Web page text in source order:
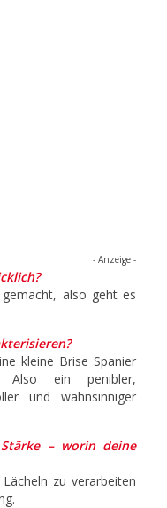
- Anzeige -
also geht es
kleine Brise Spanier
Also ein penibler,
und wahnsinniger
– worin deine
zu verarbeiten